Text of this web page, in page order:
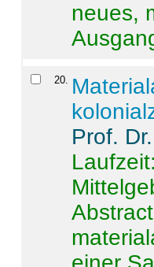
neues,
20
Prof.